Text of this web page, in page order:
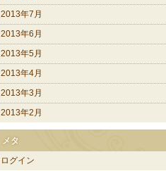
2013年7月
2013年6月
2013年5月
2013年4月
2013年3月
2013年2月
メタ
ログイン